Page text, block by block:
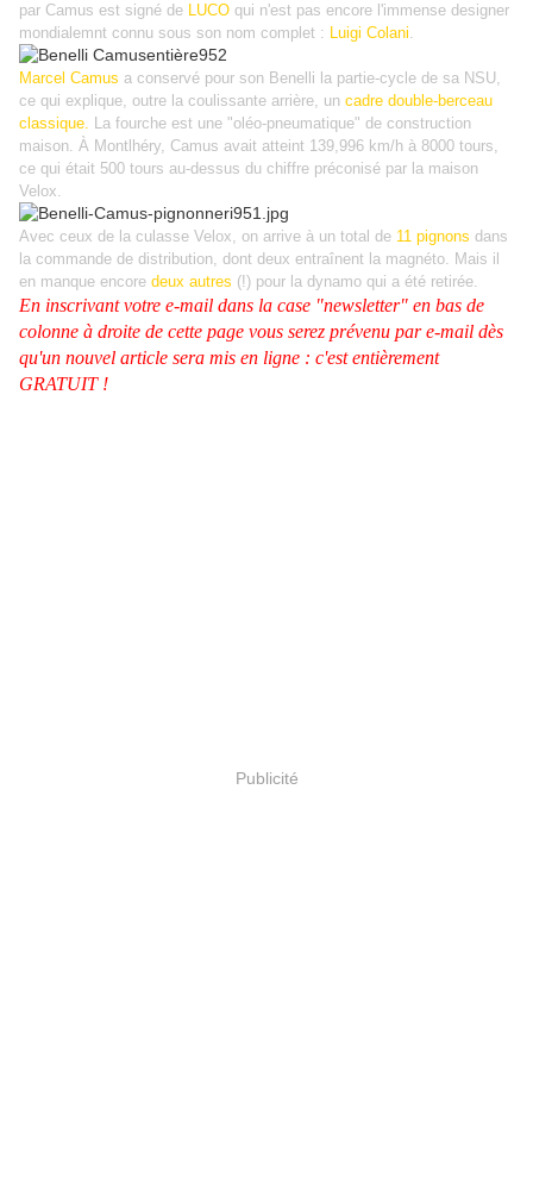
par Camus est signé de LUCO qui n'est pas encore l'immense designer
mondialemnt connu sous son nom complet : Luigi Colani.
Marcel Camus a conservé pour son Benelli la partie-cycle de sa NSU,
ce qui explique, outre la coulissante arrière, un cadre double-berceau
classique. La fourche est une "oléo-pneumatique" de construction
maison. À Montlhéry, Camus avait atteint 139,996 km/h à 8000 tours,
ce qui était 500 tours au-dessus du chiffre préconisé par la maison
Velox.
Avec ceux de la culasse Velox, on arrive à un total de 11 pignons dans
la commande de distribution, dont deux entraînent la magnéto. Mais il
en manque encore deux autres (!) pour la dynamo qui a été retirée.
En inscrivant votre e-mail dans la case "newsletter" en bas de
colonne à droite de cette page vous serez prévenu par e-mail dès
qu'un nouvel article sera mis en ligne : c'est entièrement
GRATUIT !
Publicité